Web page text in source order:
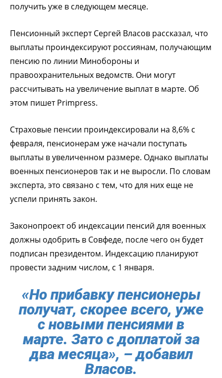
получить уже в следующем месяце.
Пенсионный эксперт Сергей Власов рассказал, что
выплаты проиндексируют россиянам, получающим
пенсию по линии Минобороны и
правоохранительных ведомств. Они могут
рассчитывать на увеличение выплат в марте. Об
этом пишет Primpress.
Страховые пенсии проиндексировали на 8,6% с
февраля, пенсионерам уже начали поступать
выплаты в увеличенном размере. Однако выплаты
военных пенсионеров так и не выросли. По словам
эксперта, это связано с тем, что для них еще не
успели принять закон.
Законопроект об индексации пенсий для военных
должны одобрить в Совфеде, после чего он будет
подписан президентом. Индексацию планируют
провести задним числом, с 1 января.
«Но прибавку пенсионеры
получат, скорее всего, уже
с новыми пенсиями в
марте. Зато с доплатой за
два месяца», – добавил
Власов.